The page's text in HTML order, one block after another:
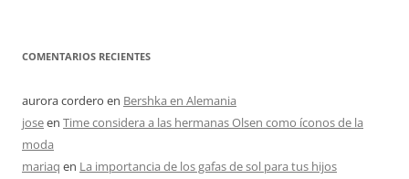
COMENTARIOS RECIENTES
aurora cordero en Bershka en Alemania
joseen Time considera a las hermanas Olsen como íconos de la
moda
mariaq en La importancia de los gafas de sol para tus hijos